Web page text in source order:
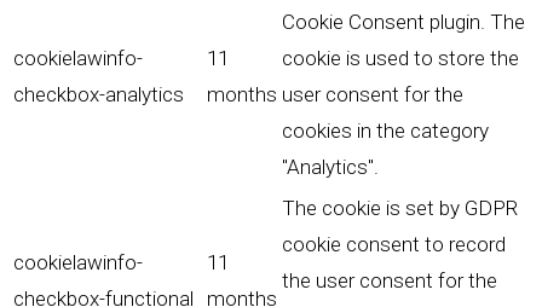
cookielawinfo-
checkbox-analytics
11
months
Cookie Consent plugin. The
cookie is used to store the
user consent for the
cookies in the category
"Analytics".
cookielawinfo-
checkbox-functional
11
months
The cookie is set by GDPR
cookie consent to record
the user consent for the